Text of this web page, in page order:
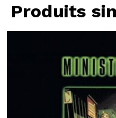
Produits